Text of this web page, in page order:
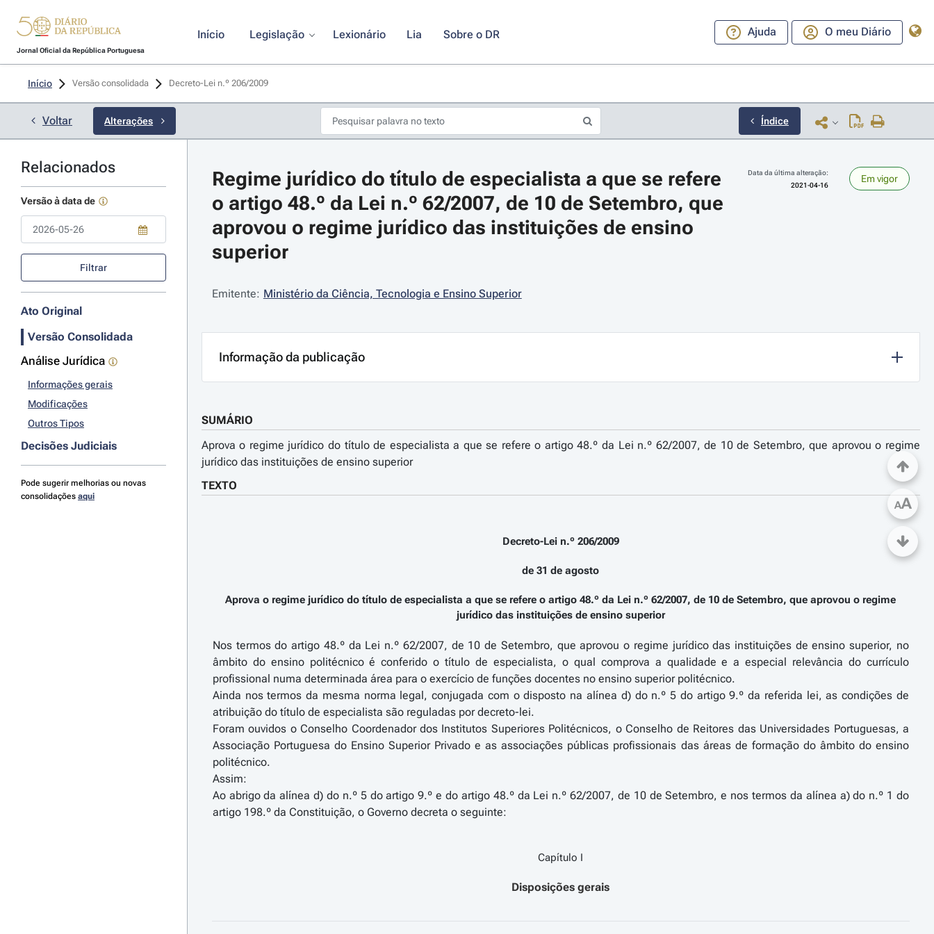
Jornal Oficial da República Portuguesa
Início Legislação Lexionário Lia Sobre o DR Ajuda O meu Diário
Início Versão consolidada Decreto-Lei n.º 206/2009
Voltar Alterações Índice
Relacionados
Versão à data de
Use a tecla de seta para baixo para abrir o calendário; Use as teclas de seta para navegar pelos dias do calendário; Use cmd ou ctrl + seta para a direita ou esquerda para navegar pelos meses; Use cmd ou ctrl +
Filtrar
Ato Original
Versão Consolidada
Análise Jurídica
Informações gerais
Modificações
Outros Tipos
Decisões Judiciais
Pode sugerir melhorias ou novas
consolidações aqui
Regime jurídico do título de especialista a que se refere
o artigo 48.º da Lei n.º 62/2007, de 10 de Setembro, que
aprovou o regime jurídico das instituições de ensino
superior
Data da última alteração:
2021-04-16
Em vigor
Emitente: Ministério da Ciência, Tecnologia e Ensino Superior
Informação da publicação
SUMÁRIO
Aprova o regime jurídico do título de especialista a que se refere o artigo 48.º da Lei n.º 62/2007, de 10 de Setembro, que aprovou o regime
jurídico das instituições de ensino superior
TEXTO
Decreto-Lei n.º 206/2009
de 31 de agosto
Aprova o regime jurídico do título de especialista a que se refere o artigo 48.º da Lei n.º 62/2007, de 10 de Setembro, que aprovou o regime
jurídico das instituições de ensino superior
Nos termos do artigo 48.º da Lei n.º 62/2007, de 10 de Setembro, que aprovou o regime jurídico das instituições de ensino superior, no
âmbito do ensino politécnico é conferido o título de especialista, o qual comprova a qualidade e a especial relevância do currículo
profissional numa determinada área para o exercício de funções docentes no ensino superior politécnico.
Ainda nos termos da mesma norma legal, conjugada com o disposto na alínea d) do n.º 5 do artigo 9.º da referida lei, as condições de
atribuição do título de especialista são reguladas por decreto-lei.
Foram ouvidos o Conselho Coordenador dos Institutos Superiores Politécnicos, o Conselho de Reitores das Universidades Portuguesas, a
Associação Portuguesa do Ensino Superior Privado e as associações públicas profissionais das áreas de formação do âmbito do ensino
politécnico.
Assim:
Ao abrigo da alínea d) do n.º 5 do artigo 9.º e do artigo 48.º da Lei n.º 62/2007, de 10 de Setembro, e nos termos da alínea a) do n.º 1 do
artigo 198.º da Constituição, o Governo decreta o seguinte:
Capítulo I
Disposições gerais
AA